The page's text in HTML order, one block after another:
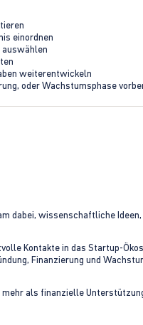
einordnen
weiterentwickeln
oder Wachstumsphase
dabei, wissenschaftliche
Kontakte in das Startup-
Finanzierung und
als finanzielle